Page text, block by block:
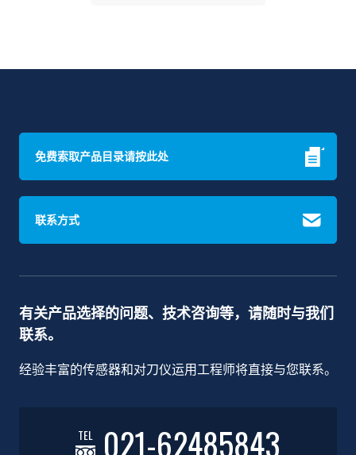
免费索取产品目录请按此处
联系方式
有关产品选择的问题、技术咨询等，请随时与我们
联系。
经验丰富的传感器和对刀仪运用工程师将直接与您联系。
TEL 021-62485843